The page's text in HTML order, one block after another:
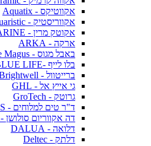
אקווטיקס - Aquatix
אקווריסטיק - Aquaristic
אקוטק מרין - ECOTECH MARINE
ארקה - ARKA
באבל מגוס - Bubble Magus
בלו לייף -BLUE LIFE
ברייטוול - Brightwell
גי אייץ אל - GHL
גרוטק - GroTech
ד"ר טים למלוחים - DR. TIM'S
דה אקווריום סולושן - The Aquarium Solution
דלואה - DALUA
דלתק - Deltec